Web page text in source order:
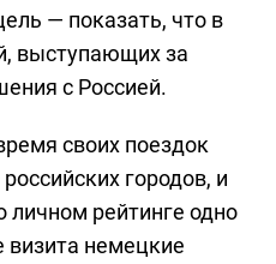
— показать, что в
выступающих за
с Россией.
своих поездок
городов, и
личном рейтинге одно
визита немецкие